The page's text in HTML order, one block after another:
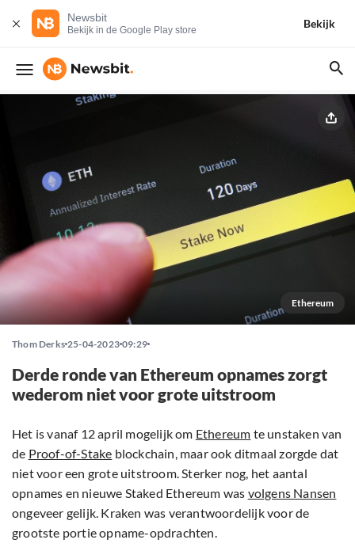
Newsbit
Bekijk in de Google Play store
Bekijk
Ethereum
Thom Derks 25-04-2023 09:29
Derde ronde van Ethereum opnames zorgt
wederom niet voor grote uitstroom
Het is vanaf 12 april mogelijk om Ethereum te unstaken van
de Proof-of-Stake blockchain, maar ook ditmaal zorgde dat
niet voor een grote uitstroom. Sterker nog, het aantal
opnames en nieuwe Staked Ethereum was volgens Nansen
ongeveer gelijk. Kraken was verantwoordelijk voor de
grootste portie opname-opdrachten.